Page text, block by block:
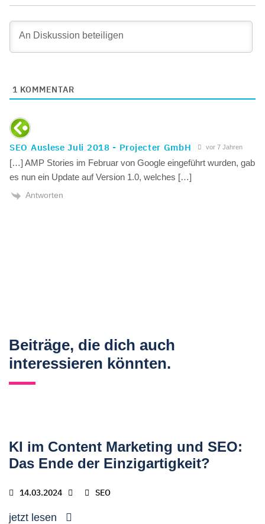
1 KOMMENTAR
SEO Auslese Juli 2018 - Projecter GmbH vor 7 Jahren
[…] AMP Stories im Februar von Google eingeführt wurden, gab
es nun ein Update auf Version 1.0, welches […]
Antworten
Beiträge, die dich auch
interessieren könnten.
KI im Content Marketing und SEO:
Das Ende der Einzigartigkeit?
14.03.2024 SEO
jetzt lesen